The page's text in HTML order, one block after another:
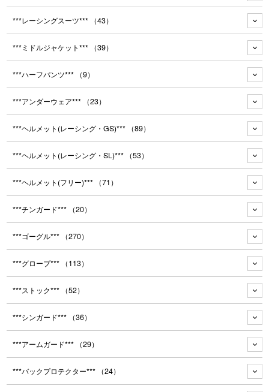
***レーシングスーツ*** （43）
***ミドルジャケット*** （39）
***ハーフパンツ*** （9）
***アンダーウェア*** （23）
***ヘルメット(レーシング・GS)*** （89）
***ヘルメット(レーシング・SL)*** （53）
***ヘルメット(フリー)*** （71）
***チンガード*** （20）
***ゴーグル*** （270）
***グローブ*** （113）
***ストック*** （52）
***シンガード*** （36）
***アームガード*** （29）
***バックプロテクター*** （24）